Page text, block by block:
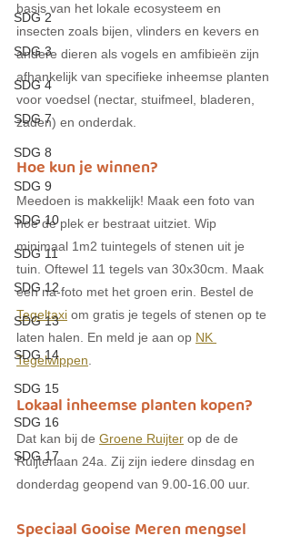
SDG 2
SDG 3
SDG 4
SDG 7
SDG 8
SDG 9
SDG 10
SDG 11
SDG 12
SDG 13
SDG 14
SDG 15
SDG 16
SDG 17
basis van het lokale ecosysteem en
insecten zoals bijen, vlinders en kevers en
andere dieren als vogels en amfibieën zijn
afhankelijk van specifieke inheemse planten
voor voedsel (nectar, stuifmeel, bladeren,
zaden) en onderdak.
Hoe kun je winnen?
Meedoen is makkelijk! Maak een foto van
hoe de plek er bestraat uitziet. Wip
minimaal 1m2 tuintegels of stenen uit je
tuin. Oftewel 11 tegels van 30x30cm. Maak
een na-foto met het groen erin. Bestel de
Tegeltaxi om gratis je tegels of stenen op te
laten halen. En meld je aan op NK
Tegelwippen
Lokaal inheemse planten kopen?
Dat kan bij de Groene Ruijter op de de
Ruijterlaan 24a. Zij zijn iedere dinsdag en
donderdag geopend van 9.00-16.00 uur.
Speciaal Gooise Meren mengsel